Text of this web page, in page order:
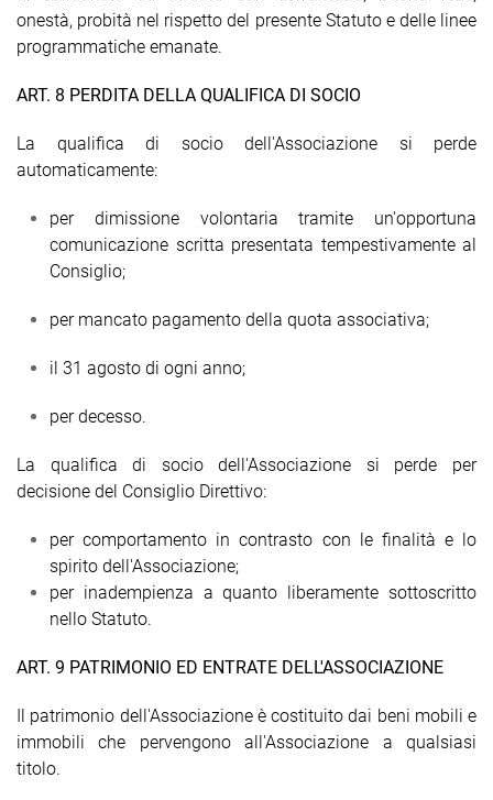
onestà, probità nel rispetto del presente Statuto e delle linee
programmatiche emanate.
ART. 8 PERDITA DELLA QUALIFICA DI SOCIO
La qualifica di socio dell'Associazione si perde
automaticamente:
per dimissione volontaria tramite un'opportuna
comunicazione scritta presentata tempestivamente al
Consiglio;
per mancato pagamento della quota associativa;
il 31 agosto di ogni anno;
per decesso.
La qualifica di socio dell'Associazione si perde per
decisione del Consiglio Direttivo:
per comportamento in contrasto con le finalità e lo
spirito dell'Associazione;
per inadempienza a quanto liberamente sottoscritto
nello Statuto.
ART. 9 PATRIMONIO ED ENTRATE DELL'ASSOCIAZIONE
Il patrimonio dell'Associazione è costituito dai beni mobili e
immobili che pervengono all'Associazione a qualsiasi
titolo.